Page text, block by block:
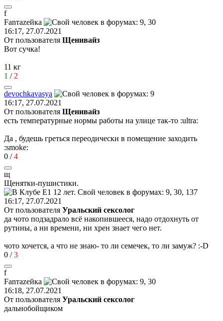
f
Fanтаzeйкa
16:17, 27.07.2021
От пользователя Щенивайз
Вот сучка!
11 кг
1 / 2
devochkavasya
16:17, 27.07.2021
От пользователя Щенивайз
есть температурные нормы работы на улице так-то :ultra:
Да , будешь греться переодически в помещение заходить
:smoke:
0 /4
щ
Щенятки-пушистики.
16:17, 27.07.2021
От пользователя Уральский сексолог
да чото подзадрало всё накопившееся, надо отдохнуть от
рутины, а ни времени, ни хрен знает чего нет.
чото хочется, а что не знаю- то ли семечек, то ли замуж? :-D
0 /3
f
Fanтаzeйкa
16:18, 27.07.2021
От пользователя Уральский сексолог
дальнобойщиком